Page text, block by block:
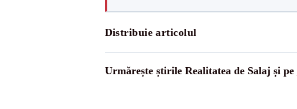
Distribuie articolul
Urmărește știrile Realitatea de Salaj și pe